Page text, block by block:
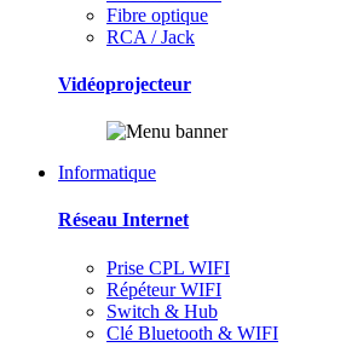
Fibre optique
RCA / Jack
Vidéoprojecteur
Informatique
Réseau Internet
Prise CPL WIFI
Répéteur WIFI
Switch & Hub
Clé Bluetooth & WIFI